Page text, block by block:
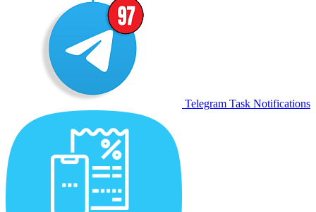
Telegram Task Notifications